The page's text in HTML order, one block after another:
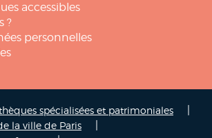
accessibles
?
personnelles
spécialisées et patrimoniales
la ville de Paris